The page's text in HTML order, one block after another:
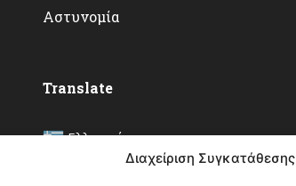
Διαχείριση Συγκατάθεσης
Αστυνομία
Translate
Ελληνικά ▼